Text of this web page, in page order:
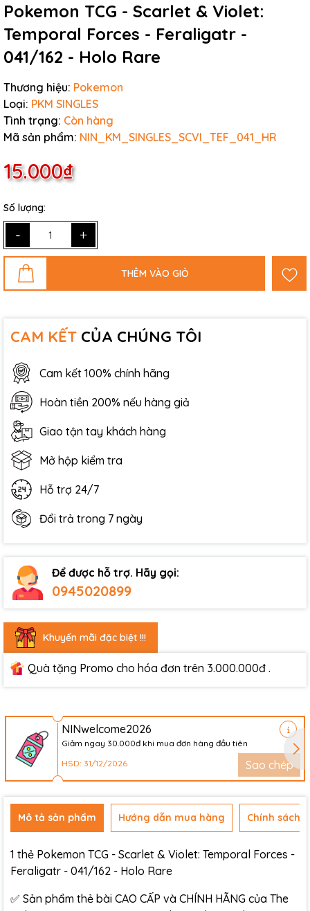
Pokemon TCG - Scarlet & Violet:
Temporal Forces - Feraligatr -
041/162 - Holo Rare
Thương hiệu: Pokemon
Loại: PKM SINGLES
Tình trạng: Còn hàng
Mã sản phẩm: NIN_KM_SINGLES_SCVI_TEF_041_HR
15.000₫
Số lượng:
- +
THÊM VÀO GIỎ
CAM KẾT CỦA CHÚNG TÔI
Cam kết 100% chính hãng
Hoàn tiền 200% nếu hàng giả
Giao tận tay khách hàng
Mở hộp kiểm tra
Hỗ trợ 24/7
Đổi trả trong 7 ngày
Để được hỗ trợ. Hãy gọi:
0945020899
Khuyến mãi đặc biệt !!!
Quà tặng Promo cho hóa đơn trên 3.000.000đ .
NINwelcome2026
Giảm ngay 30.000đ khi mua đơn hàng đầu tiên
HSD: 31/12/2026
Sao chép
Mô tả sản phẩm Hướng dẫn mua hàng Chính sách
1 thẻ Pokemon TCG - Scarlet & Violet: Temporal Forces -
Feraligatr - 041/162 - Holo Rare
✅ Sản phẩm thẻ bài CAO CẤP và CHÍNH HÃNG của The